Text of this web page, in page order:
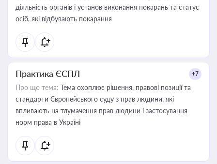
діяльність органів і установ виконання покарань та статус
осіб, які відбувають покарання
Практика ЄСПЛ +7
Про що тема: Тема охоплює рішення, правові позиції та
стандарти Європейського суду з прав людини, які
впливають на тлумачення прав людини і застосування
норм права в Україні